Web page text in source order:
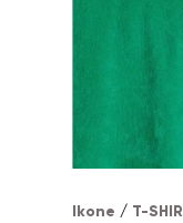
Ikone / T-